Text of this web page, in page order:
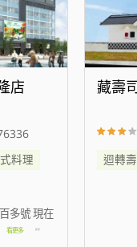
料理
上8店45分
藏壽
迴轉